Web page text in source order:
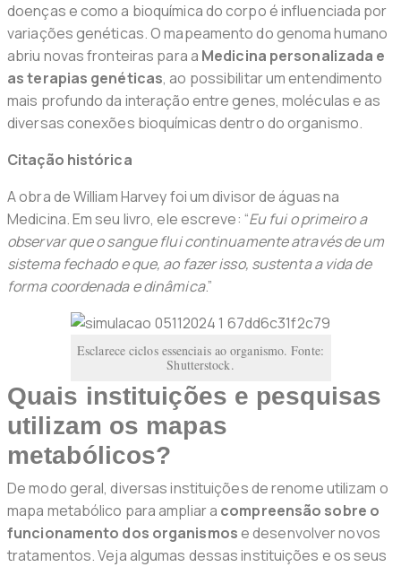
doenças e como a bioquímica do corpo é influenciada por
variações genéticas. O mapeamento do genoma humano
abriu novas fronteiras para a Medicina personalizada e
as terapias genéticas, ao possibilitar um entendimento
mais profundo da interação entre genes, moléculas e as
diversas conexões bioquímicas dentro do organismo.
Citação histórica
A obra de William Harvey foi um divisor de águas na
Medicina. Em seu livro, ele escreve: “Eu fui o primeiro a
observar que o sangue flui continuamente através de um
sistema fechado e que, ao fazer isso, sustenta a vida de
forma coordenada e dinâmica.”
Esclarece ciclos essenciais ao organismo. Fonte:
Shutterstock.
Quais instituições e pesquisas
utilizam os mapas
metabólicos?
De modo geral, diversas instituições de renome utilizam o
mapa metabólico para ampliar a compreensão sobre o
funcionamento dos organismose desenvolver novos
tratamentos. Veja algumas dessas instituições e os seus